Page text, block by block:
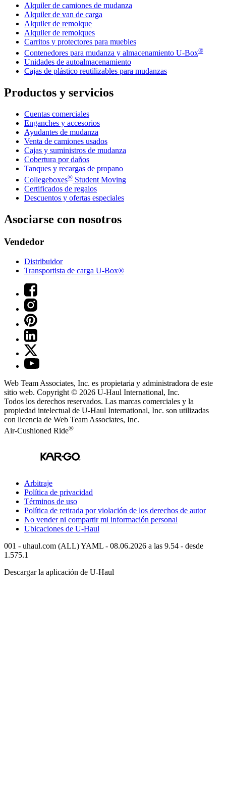
Alquiler de camiones de mudanza
Alquiler de van de carga
Alquiler de remolque
Alquiler de remolques
Carritos y protectores para muebles
Contenedores para mudanza y almacenamiento U-Box®
Unidades de autoalmacenamiento
Cajas de plástico reutilizables para mudanzas
Productos y servicios
Cuentas comerciales
Enganches y accesorios
Ayudantes de mudanza
Venta de camiones usados
Cajas y suministros de mudanza
Cobertura por daños
Tanques y recargas de propano
Collegeboxes® Student Moving
Certificados de regalos
Descuentos y ofertas especiales
Asociarse con nosotros
Vendedor
Distribuidor
Transportista de carga U-Box®
Web Team Associates, Inc. es propietaria y administradora de este
sitio web. Copyright © 2026 U-Haul International, Inc.
Todos los derechos reservados. Las marcas comerciales y la
propiedad intelectual de U-Haul International, Inc. son utilizadas
con licencia de Web Team Associates, Inc.
Air-Cushioned Ride®
Arbitraje
Política de privacidad
Términos de uso
Política de retirada por violación de los derechos de autor
No vender ni compartir mi información personal
Ubicaciones de U-Haul
001 - uhaul.com (ALL) YAML - 08.06.2026 a las 9.54 - desde
1.575.1
Descargar la aplicación de U-Haul